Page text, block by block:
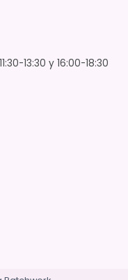
13:30 y 16:00-18:30